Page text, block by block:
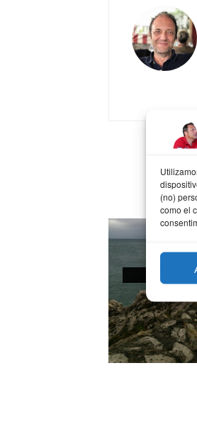
(no)
como el